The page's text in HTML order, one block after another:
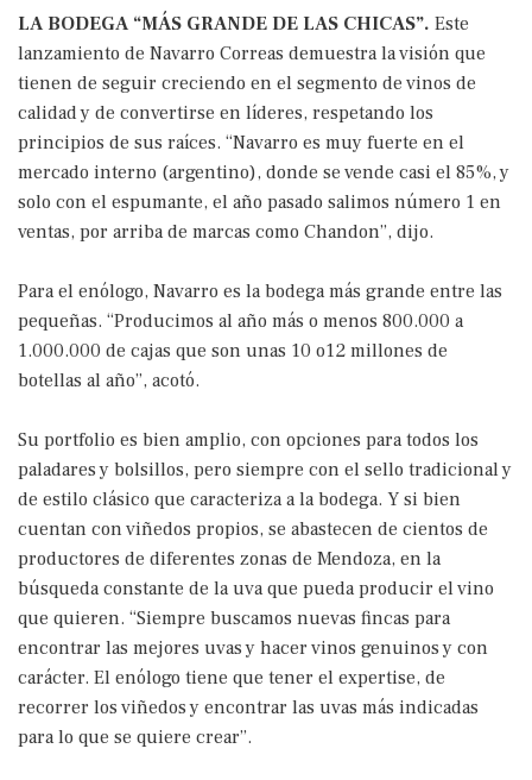
LA BODEGA “MÁS GRANDE DE LAS CHICAS”. Este
lanzamiento de Navarro Correas demuestra la visión que
tienen de seguir creciendo en el segmento de vinos de
calidad y de convertirse en líderes, respetando los
principios de sus raíces. “Navarro es muy fuerte en el
mercado interno (argentino), donde se vende casi el 85%, y
solo con el espumante, el año pasado salimos número 1 en
ventas, por arriba de marcas como Chandon”, dijo.
Para el enólogo, Navarro es la bodega más grande entre las
pequeñas. “Producimos al año más o menos 800.000 a
1.000.000 de cajas que son unas 10 o12 millones de
botellas al año”, acotó.
Su portfolio es bien amplio, con opciones para todos los
paladares y bolsillos, pero siempre con el sello tradicional y
de estilo clásico que caracteriza a la bodega. Y si bien
cuentan con viñedos propios, se abastecen de cientos de
productores de diferentes zonas de Mendoza, en la
búsqueda constante de la uva que pueda producir el vino
que quieren. “Siempre buscamos nuevas fincas para
encontrar las mejores uvas y hacer vinos genuinos y con
carácter. El enólogo tiene que tener el expertise, de
recorrer los viñedos y encontrar las uvas más indicadas
para lo que se quiere crear”.